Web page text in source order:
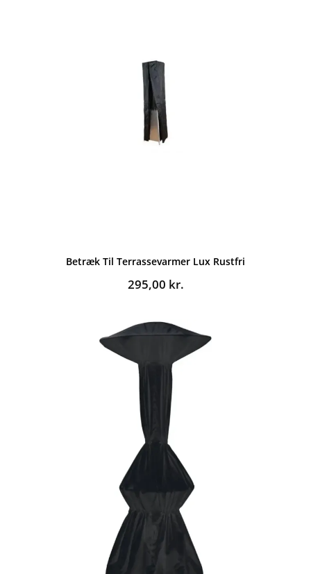
Betræk Til Terrassevarmer Lux Rustfri
295,00 kr.